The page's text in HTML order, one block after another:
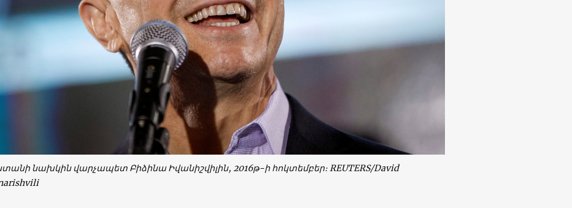
նախկին վարչապետ Բիձինա Իվանիշվիլին, 2016թ-ի հոկտեմբեր։REUTERS/David